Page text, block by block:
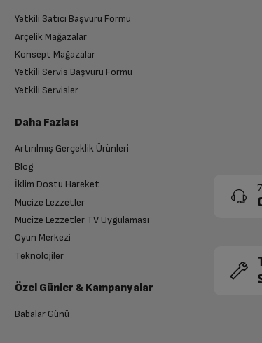
Yetkili Satıcı Başvuru Formu
Arçelik Mağazalar
Konsept Mağazalar
Yetkili Servis Başvuru Formu
Yetkili Servisler
Daha Fazlası
Artırılmış Gerçeklik Ürünleri
Blog
İklim Dostu Hareket
Mucize Lezzetler
Mucize Lezzetler TV Uygulaması
Oyun Merkezi
Teknolojiler
Özel Günler & Kampanyalar
Babalar Günü